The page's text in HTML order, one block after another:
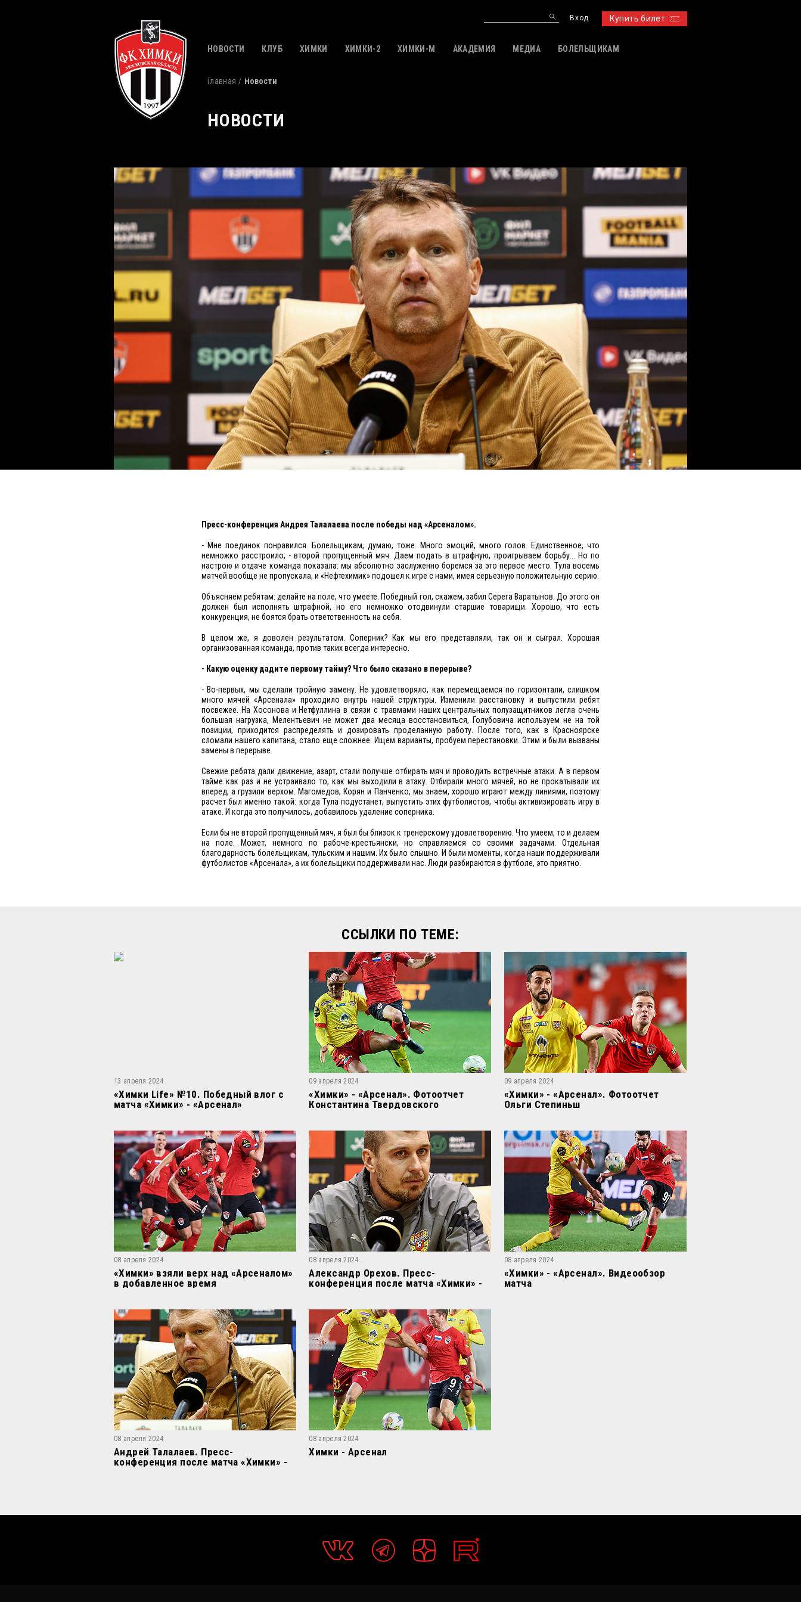
Купить билет
Вход
НОВОСТИ КЛУБ ХИМКИ ХИМКИ-2 ХИМКИ-M АКАДЕМИЯ МЕДИА БОЛЕЛЬЩИКАМ
Главная Новости
НОВОСТИ
Пресс-конференция Андрея Талалаева после победы над «Арсеналом».
- Мне поединок понравился. Болельщикам, думаю, тоже. Много эмоций, много голов. Единственное, что
немножко расстроило, - второй пропущенный мяч. Даем подать в штрафную, проигрываем борьбу... Но по
настрою и отдаче команда показала: мы абсолютно заслуженно боремся за это первое место. Тула восемь
матчей вообще не пропускала, и «Нефтехимик» подошел к игре с нами, имея серьезную положительную серию.
Объясняем ребятам: делайте на поле, что умеете. Победный гол, скажем, забил Серега Варатынов. До этого он
должен был исполнять штрафной, но его немножко отодвинули старшие товарищи. Хорошо, что есть
конкуренция, не боятся брать ответственность на себя.
В целом же, я доволен результатом. Соперник? Как мы его представляли, так он и сыграл. Хорошая
организованная команда, против таких всегда интересно.
- Какую оценку дадите первому тайму? Что было сказано в перерыве?
- Во-первых, мы сделали тройную замену. Не удовлетворяло, как перемещаемся по горизонтали, слишком
много мячей «Арсенала» проходило внутрь нашей структуры. Изменили расстановку и выпустили ребят
посвежее. На Хосонова и Нетфуллина в связи с травмами наших центральных полузащитников легла очень
большая нагрузка, Мелентьевич не может два месяца восстановиться, Голубовича используем не на той
позиции, приходится распределять и дозировать проделанную работу. После того, как в Красноярске
сломали нашего капитана, стало еще сложнее. Ищем варианты, пробуем перестановки. Этим и были вызваны
замены в перерыве.
Свежие ребята дали движение, азарт, стали получше отбирать мяч и проводить встречные атаки. А в первом
тайме как раз и не устраивало то, как мы выходили в атаку. Отбирали много мячей, но не прокатывали их
вперед, а грузили верхом. Магомедов, Корян и Панченко, мы знаем, хорошо играют между линиями, поэтому
расчет был именно такой: когда Тула подустанет, выпустить этих футболистов, чтобы активизировать игру в
атаке. И когда это получилось, добавилось удаление соперника.
Если бы не второй пропущенный мяч, я был бы близок к тренерскому удовлетворению. Что умеем, то и делаем
на поле. Может, немного по рабоче-крестьянски, но справляемся со своими задачами. Отдельная
благодарность болельщикам, тульским и нашим. Их было слышно. И были моменты, когда наши поддерживали
футболистов «Арсенала», а их болельщики поддерживали нас. Люди разбираются в футболе, это приятно.
ССЫЛКИ ПО ТЕМЕ:
13 апреля 2024
«Химки Life» №10. Победный влог с
матча «Химки» - «Арсенал»
09 апреля 2024
«Химки» - «Арсенал». Фотоотчет
Константина Твердовского
09 апреля 2024
«Химки» - «Арсенал». Фотоотчет
Ольги Степиньш
08 апреля 2024
«Химки» взяли верх над «Арсеналом»
в добавленное время
08 апреля 2024
Александр Орехов. Пресс-
конференция после матча «Химки» -
08 апреля 2024
«Химки» - «Арсенал». Видеообзор
матча
08 апреля 2024
Андрей Талалаев. Пресс-
конференция после матча «Химки» -
08 апреля 2024
Химки - Арсенал